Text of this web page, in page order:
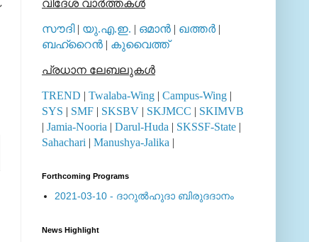
വിദേശ വാര്‍ത്തകള്‍
സൗദി| യു.എ.ഇ. | ഒമാന്‍ | ഖത്തര്‍|
ബഹ്റൈന്‍ | കുവൈത്ത്
പ്രധാന ലേബലുകള്‍
TREND | Twalaba-Wing | Campus-Wing |
SYS | SMF | SKSBV | SKJMCC | SKIMVB
| Jamia-Nooria | Darul-Huda | SKSSF-State |
Sahachari | Manushya-Jalika |
Forthcoming Programs
2021-03-10 - ദാറുല്‍ഹുദാ ബിരുദദാനം
News Highlight